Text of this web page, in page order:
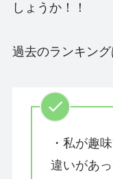
しょうか！！
過去のランキング
・私が趣
違いがあ